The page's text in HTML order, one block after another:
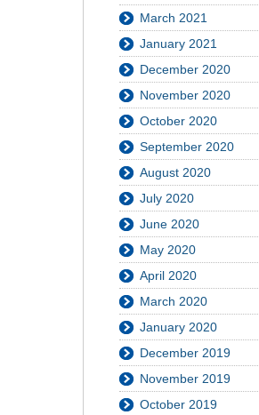
March 2021
January 2021
December 2020
November 2020
October 2020
September 2020
August 2020
July 2020
June 2020
May 2020
April 2020
March 2020
January 2020
December 2019
November 2019
October 2019